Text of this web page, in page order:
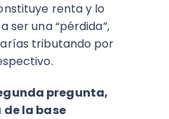
renta y lo
ser una “pérdida”,
tributando por
pregunta,
de la base